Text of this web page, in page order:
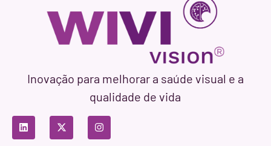
Inovação para melhorar a saúde visual e a
qualidade de vida